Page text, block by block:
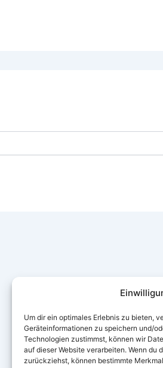
Um dir ein optimales Erlebnis zu bieten,
Geräteinformationen zu speichern und/
Technologien zustimmst, können wir
auf dieser Website verarbeiten. Wenn du
zurückziehst, können bestimmte